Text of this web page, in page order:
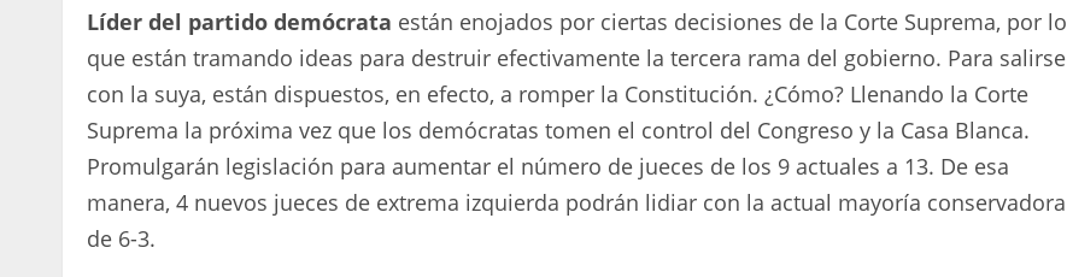
Líder del partido demócrata están enojados por ciertas decisiones de la Corte Suprema, por lo
que están tramando ideas para destruir efectivamente la tercera rama del gobierno. Para salirse
con la suya, están dispuestos, en efecto, a romper la Constitución. ¿Cómo? Llenando la Corte
Suprema la próxima vez que los demócratas tomen el control del Congreso y la Casa Blanca.
Promulgarán legislación para aumentar el número de jueces de los 9 actuales a 13. De esa
manera, 4 nuevos jueces de extrema izquierda podrán lidiar con la actual mayoría conservadora
de 6-3.